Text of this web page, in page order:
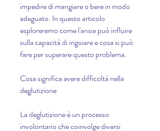
impedire di mangiare o bere in modo
adeguato. In questo articolo
esploreremo come l'ansia può influire
sulla capacità di ingoiare e cosa si può
fare per superare questo problema.
Cosa significa avere difficoltà nella
deglutizione
La deglutizione è un processo
involontario che coinvolge diversi